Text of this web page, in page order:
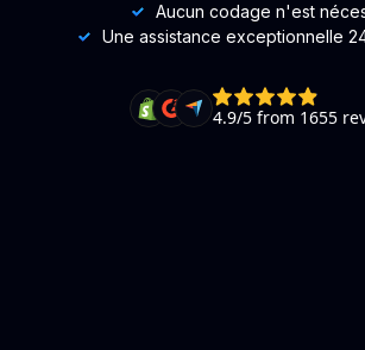
Aucun codage n'est
Une assistance exceptionnelle